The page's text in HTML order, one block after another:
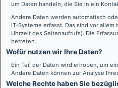
um Daten handeln, die Sie in ein
Andere Daten werden automatisch
IT-Systeme erfasst. Das sind vor
Uhrzeit des Seitenaufrufs). Die
betreten.
Wofür nutzen wir Ihre Daten?
Ein Teil der Daten wird erhoben, um
Andere Daten können zur Analyse
Welche Rechte haben Sie